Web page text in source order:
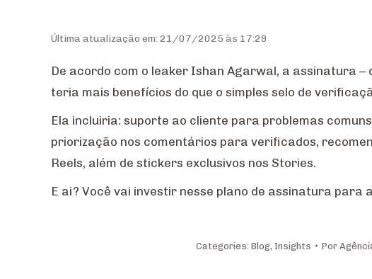
Última atualização em: 21/07/2025 às 17:29
De acordo com o leaker Ishan Agarwal, a assinatura –
teria mais benefícios do que o simples selo de
Ela incluiria: suporte ao cliente para problemas
priorização nos comentários para verificados,
Reels, além de stickers exclusivos nos Stories.
E ai? Você vai investir nesse plano de assinatura para
Categories: Blog, Insights Por